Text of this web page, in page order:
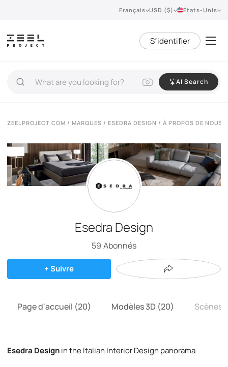
Français USD ($) États-Unis
S՚identifier
AI Search
ZEELPROJECT.COM / MARQUES / ESEDRA DESIGN / À PROPOS DE NOUS
Esedra Design
59 Abonnés
+ Suivre
Page d'accueil (20) Modèles 3D (20) Scènes
Esedra Designin the Italian Interior Design panorama